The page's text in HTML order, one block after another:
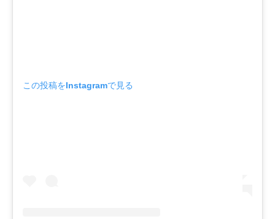
この投稿をInstagramで見る